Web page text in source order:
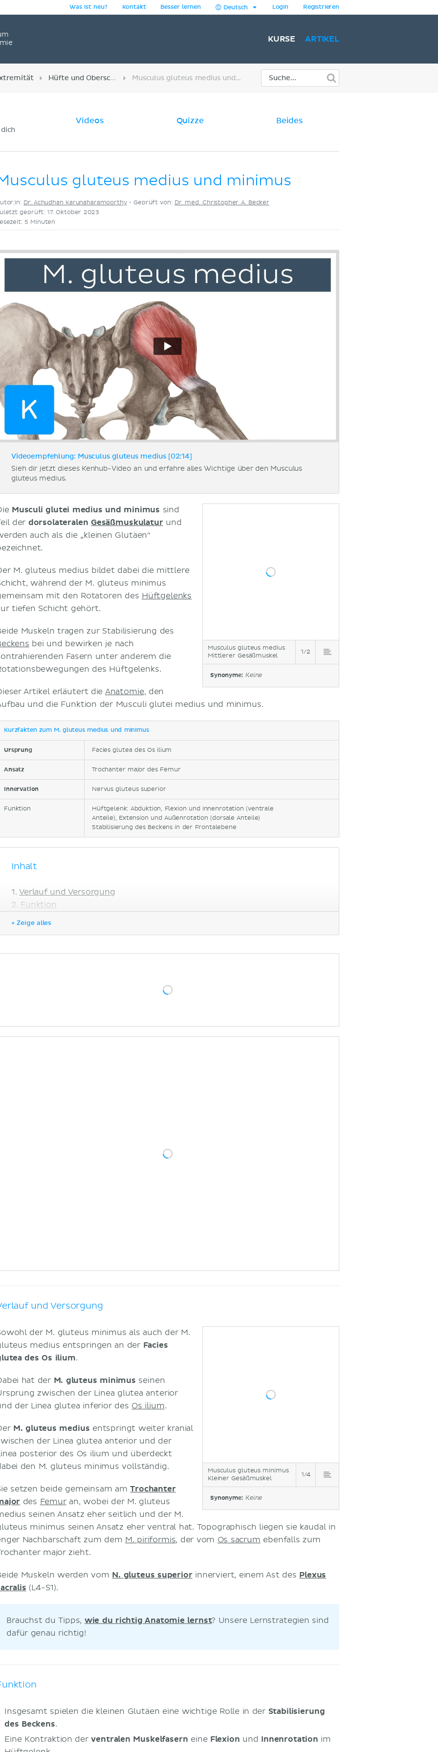
Was ist neu? Kontakt Besser lernen Deutsch Login Registrieren
KURSE ARTIKEL
Hüfte und Oberschenkel Musculus gluteus medius und minimus
Videos Quizze Beides
gluteus medius und minimus
Dr. Achudhan Karunaharamoorthy•Geprüft von: Dr. med. Christopher A. Becker
geprüft: 17. Oktober 2023
5 Minuten
Videoempfehlung: Musculus gluteus medius [02:14]
Sieh dir jetzt dieses Kenhub-Video an und erfahre alles Wichtige über den Musculus
gluteus medius.
Musculus gluteus medius
Mittlerer Gesäßmuskel
1/2
Synonyme: Keine
Musculi glutei medius und minimus sind
der dorsolateralen Gesäßmuskulaturund
auch als die „kleinen Glutäen“
M. gluteus medius bildet dabei die mittlere
während der M. gluteus minimus
mit den Rotatoren des Hüftgelenks
tiefen Schicht gehört.
Muskeln tragen zur Stabilisierung des
bei und bewirken je nach
Fasern unter anderem die
des Hüftgelenks.
Artikel erläutert die Anatomie, den
und die Funktion der Musculi glutei medius und minimus.
Kurzfakten zum M. gluteus medius und minimus
Ursprung Facies glutea des Os ilium
Ansatz Trochanter major des Femur
Innervation Nervus gluteus superior
Funktion
Hüftgelenk: Abduktion, Flexion und Innenrotation (ventrale
Anteile), Extension und Außenrotation (dorsale Anteile)
Stabilisierung des Beckens in der Frontalebene
Inhalt
Verlauf und Versorgung
Funktion
+ Zeige alles
und Versorgung
Musculus gluteus minimus
Kleiner Gesäßmuskel
1/4
Synonyme: Keine
der M. gluteus minimus als auch der M.
medius entspringen an der Facies
des Os ilium.
hat der M. gluteus minimus seinen
zwischen der Linea glutea anterior
der Linea glutea inferior des Os ilium.
M. gluteus medius entspringt weiter kranial
der Linea glutea anterior und der
posterior des Os ilium und überdeckt
den M. gluteus minimus vollständig.
setzen beide gemeinsam amTrochanter
des Femuran, wobei der M. gluteus
seinen Ansatz eher seitlich und der M.
minimus seinen Ansatz eher ventral hat. Topographisch liegen sie kaudal in
Nachbarschaft zum dem M. piriformis, der vom Os sacrum ebenfalls zum
major zieht.
Muskeln werden vom N. gluteus superiorinnerviert, einem Ast des Plexus
(L4-S1).
Brauchst du Tipps, wie du richtig Anatomie lernst? Unsere Lernstrategien sind
dafür genau richtig!
Insgesamt spielen die kleinen Glutäen eine wichtige Rolle in der Stabilisierung
des Beckens.
Eine Kontraktion derventralen Muskelfasern eine Flexion und Innenrotation im